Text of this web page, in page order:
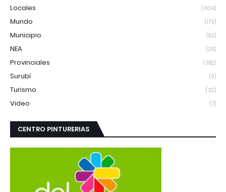
Locales (1624)
Mundo (173)
Municipio (92)
NEA (25)
Provinciales (382)
Surubí (9)
Turismo (32)
Video (7)
CENTRO PINTURERIAS